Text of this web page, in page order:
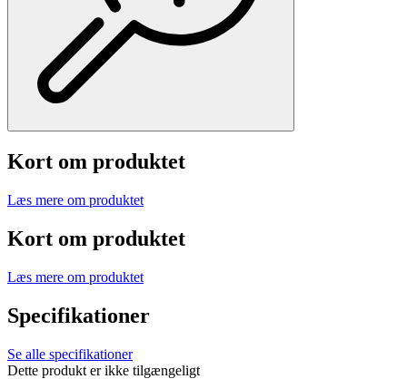
Kort om produktet
Læs mere om produktet
Kort om produktet
Læs mere om produktet
Specifikationer
Se alle specifikationer
Dette produkt er ikke tilgængeligt